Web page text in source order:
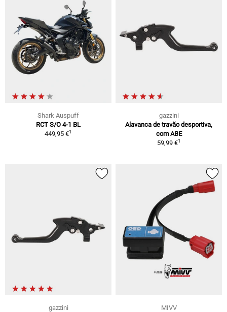
Shark Auspuff
RCT S/O 4-1 BL
449,95 €1
gazzini
Alavanca de travão desportiva,
com ABE
59,99 €1
gazzini
MIVV